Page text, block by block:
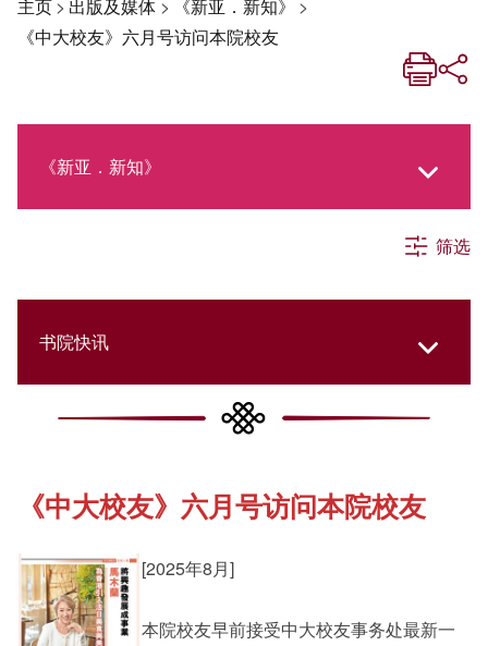
主页> 出版及媒体 > 《新亚．新知》 >
《中大校友》六月号访问本院校友
《新亚．新知》
社交媒体专栏
《新亚简讯》
《新亚书院概览》
其他书院出版
筛选
书院快讯
Cultural Topics
Student Development
Staff Engagement
《中大校友》六月号访问本院校友
[2025年8月]
本院校友早前接受中大校友事务处最新一